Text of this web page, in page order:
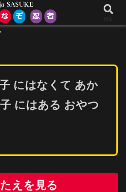
にはなくて あか
にはある おやつ
えを見る